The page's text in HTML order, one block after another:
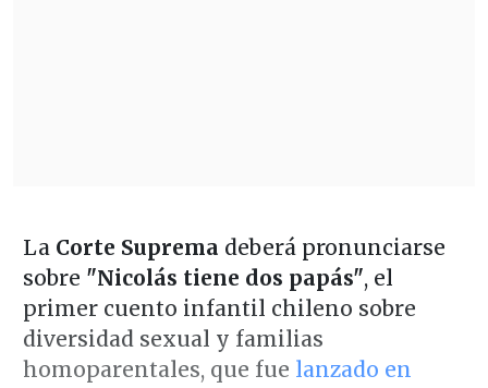
LaCorte Suprema deberá pronunciarse
sobre "Nicolás tiene dos papás", el
primer cuento infantil chileno sobre
diversidad sexual y familias
homoparentales, que fue lanzado en